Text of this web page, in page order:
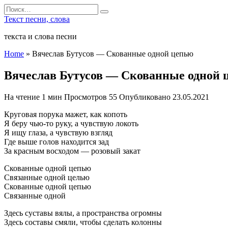
Перейти
к
Search
for:
Текст песни, слова
текста и слова песни
Home » Вячеслав Бутусов — Скованные одной цепью
Вячеслав Бутусов — Скованные одной
На чтение 1 мин Просмотров 55 Опубликовано 23.05.2021
Круговая порука мажет, как копоть
Я беру чью-то руку, а чувствую локоть
Я ищу глаза, а чувствую взгляд
Где выше голов находится зад
За красным восходом — розовый закат
Скованные одной цепью
Связанные одной целью
Скованные одной цепью
Связанные одной
Здесь суставы вялы, а пространства огромны
Здесь составы смяли, чтобы сделать колонны